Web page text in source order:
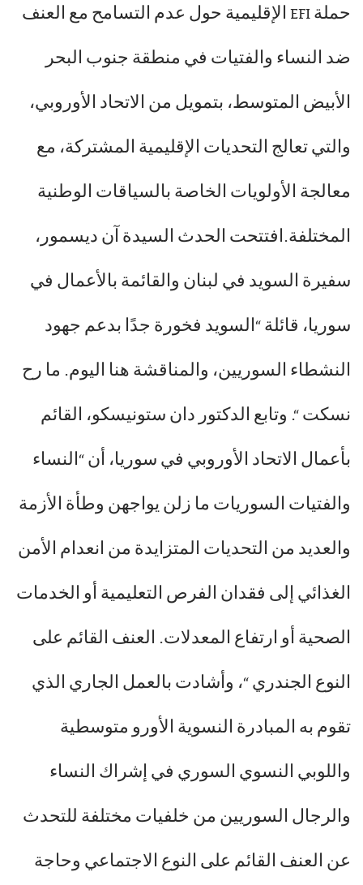
حملة EFI الإقليمية حول عدم التسامح مع العنف
ضد النساء والفتيات في منطقة جنوب البحر
الأبيض المتوسط، بتمويل من الاتحاد الأوروبي،
والتي تعالج التحديات الإقليمية المشتركة، مع
معالجة الأولويات الخاصة بالسياقات الوطنية
المختلفة.افتتحت الحدث السيدة آن ديسمور،
سفيرة السويد في لبنان والقائمة بالأعمال في
سوريا، قائلة “السويد فخورة جدًا بدعم جهود
النشطاء السوريين، والمناقشة هنا اليوم. ما رح
نسكت “. وتابع الدكتور دان ستونيسكو، القائم
بأعمال الاتحاد الأوروبي في سوريا، أن “النساء
والفتيات السوريات ما زلن يواجهن وطأة الأزمة
والعديد من التحديات المتزايدة من انعدام الأمن
الغذائي إلى فقدان الفرص التعليمية أو الخدمات
الصحية أو ارتفاع المعدلات. العنف القائم على
النوع الجندري “، وأشادت بالعمل الجاري الذي
تقوم به المبادرة النسوية الأورو متوسطية
واللوبي النسوي السوري في إشراك النساء
والرجال السوريين من خلفيات مختلفة للتحدث
عن العنف القائم على النوع الاجتماعي وحاجة